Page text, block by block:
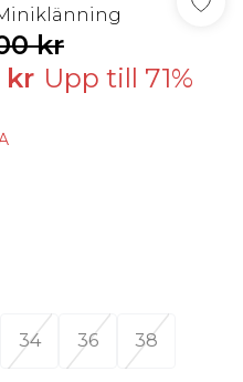
kr
kr Upp till 71%
34 36 38